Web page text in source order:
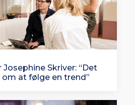
Skriver: “Det
at følge en trend”